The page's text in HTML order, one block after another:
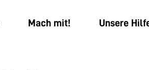
Mach mit! Unsere